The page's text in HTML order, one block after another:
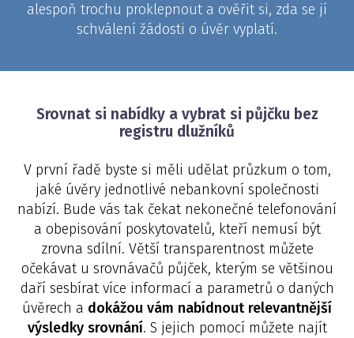
alespoň trochu proklepnout a ověřit si, zda se jí
schválení žádosti o úvěr vyplatí.
Srovnat si nabídky a vybrat si půjčku bez
registru dlužníků
V první řadě byste si měli udělat průzkum o tom,
jaké úvěry jednotlivé nebankovní společnosti
nabízí. Bude vás tak čekat nekonečné telefonování
a obepisování poskytovatelů, kteří nemusí být
zrovna sdílní. Větší transparentnost můžete
očekávat u srovnávačů půjček, kterým se většinou
daří sesbírat více informací a parametrů o daných
úvěrech a dokážou vám nabídnout relevantnější
výsledky srovnání. S jejich pomocí můžete najít